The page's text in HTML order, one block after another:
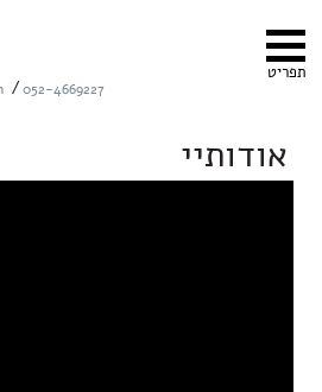
052-4669227
/
אודותיי
תפריט